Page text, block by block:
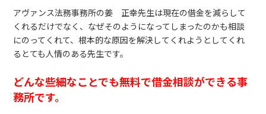
アヴァンス法務事務所の姜 正幸先生は現在の借金を減らして
くれるだけでなく、なぜそのようになってしまったのかも相談
にのってくれて、根本的な原因を解決してくれようとしてくれ
るとても人情のある先生です。
どんな些細なことでも無料で借金相談ができる事
務所です。